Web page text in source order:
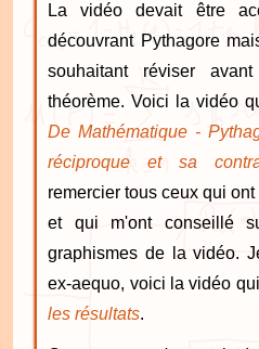
La vidéo devait être
découvrant Pythagore
souhaitant réviser
théorème. Voici la vidéo
De Mathématique -
réciproque et sa
remercier tous ceux qui
et qui m'ont conseillé
graphismes de la vidéo.
ex-aequo, voici la vidéo
les résultats.